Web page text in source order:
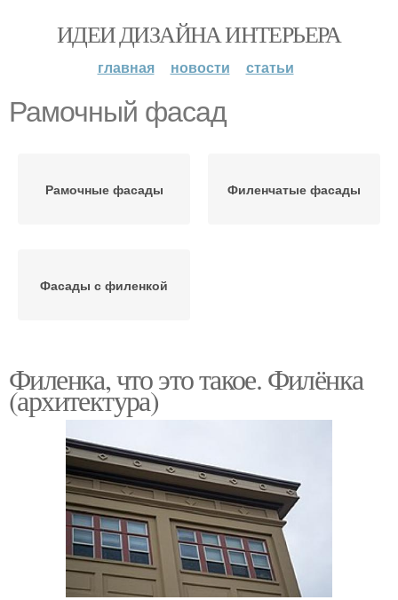
ИДЕИ ДИЗАЙНА ИНТЕРЬЕРА
главная новости статьи
Рамочный фасад
Рамочные фасады Филенчатые фасады
Фасады с филенкой
Филенка, что это такое. Филёнка
(архитектура)